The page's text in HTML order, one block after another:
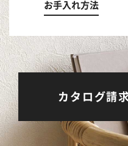
お手入れ方法
カタログ請